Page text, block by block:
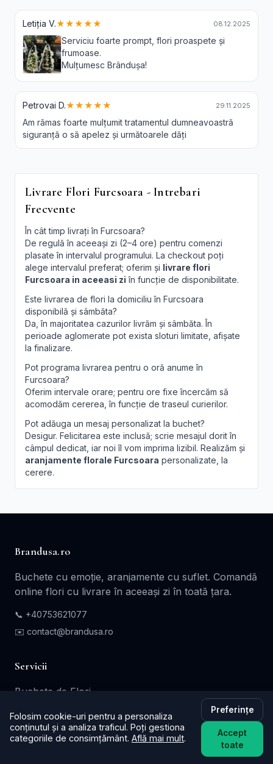
Letiția V.★★★★★ 08.12.2025
Serviciu foarte prompt, flori proaspete și
frumoase.
Mulțumesc Brândușa!
Petrovai D.★★★★★ 29.11.2025
Am rămas foarte mulțumit tratamentul dumneavoastră
siguranță o să apelez și următoarele dăți
Livrare Flori Furcsoara - Intrebari
Frecvente
În cât timp livrați în Furcsoara?
De regulă în aceeași zi (2–4 ore) pentru comenzi
plasate în intervalul programului. La checkout poți
alege intervalul preferat; oferim și livrare flori
Furcsoara in aceeasi zi în funcție de disponibilitate.
Este livrarea de flori la domiciliu în Furcsoara
disponibilă și sâmbăta?
Da, în majoritatea cazurilor livrăm și sâmbăta. În
perioade aglomerate pot exista sloturi limitate, afișate
la finalizare.
Pot programa livrarea pentru o oră anume în
Furcsoara?
Oferim intervale orare; pentru ore fixe încercăm să
acomodăm cererea, în funcție de traseul curierilor.
Pot adăuga un mesaj personalizat la buchet?
Desigur. Felicitarea este inclusă; scrie mesajul dorit în
câmpul dedicat, iar noi îl vom imprima lizibil. Realizăm și
aranjamente florale Furcsoara personalizate, la
cerere.
Brandusa.ro
Buchete cu emoție, aranjamente cu suflet. Comandă
online flori cu livrare în aceeași zi în toată țara.
📞 +40753621077
✉️ contact@brandusa.ro
Servicii
Buchete de Flori
Flori - Cadou
Aranjamente Florale
Folosim cookie-uri pentru a personaliza
conținutul și a analiza traficul. Poți gestiona
categoriile de consimțământ. Află mai mult.
Preferințe
Accept
toate